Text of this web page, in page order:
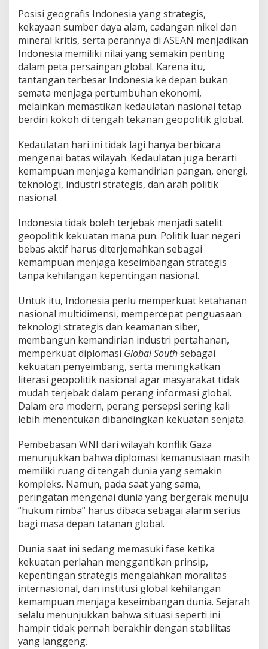
Posisi geografis Indonesia yang strategis,
kekayaan sumber daya alam, cadangan nikel dan
mineral kritis, serta perannya di ASEAN menjadikan
Indonesia memiliki nilai yang semakin penting
dalam peta persaingan global. Karena itu,
tantangan terbesar Indonesia ke depan bukan
semata menjaga pertumbuhan ekonomi,
melainkan memastikan kedaulatan nasional tetap
berdiri kokoh di tengah tekanan geopolitik global.
Kedaulatan hari ini tidak lagi hanya berbicara
mengenai batas wilayah. Kedaulatan juga berarti
kemampuan menjaga kemandirian pangan, energi,
teknologi, industri strategis, dan arah politik
nasional.
Indonesia tidak boleh terjebak menjadi satelit
geopolitik kekuatan mana pun. Politik luar negeri
bebas aktif harus diterjemahkan sebagai
kemampuan menjaga keseimbangan strategis
tanpa kehilangan kepentingan nasional.
Untuk itu, Indonesia perlu memperkuat ketahanan
nasional multidimensi, mempercepat penguasaan
teknologi strategis dan keamanan siber,
membangun kemandirian industri pertahanan,
memperkuat diplomasi Global Southsebagai
kekuatan penyeimbang, serta meningkatkan
literasi geopolitik nasional agar masyarakat tidak
mudah terjebak dalam perang informasi global.
Dalam era modern, perang persepsi sering kali
lebih menentukan dibandingkan kekuatan senjata.
Pembebasan WNI dari wilayah konflik Gaza
menunjukkan bahwa diplomasi kemanusiaan masih
memiliki ruang di tengah dunia yang semakin
kompleks. Namun, pada saat yang sama,
peringatan mengenai dunia yang bergerak menuju
“hukum rimba” harus dibaca sebagai alarm serius
bagi masa depan tatanan global.
Dunia saat ini sedang memasuki fase ketika
kekuatan perlahan menggantikan prinsip,
kepentingan strategis mengalahkan moralitas
internasional, dan institusi global kehilangan
kemampuan menjaga keseimbangan dunia. Sejarah
selalu menunjukkan bahwa situasi seperti ini
hampir tidak pernah berakhir dengan stabilitas
yang langgeng.